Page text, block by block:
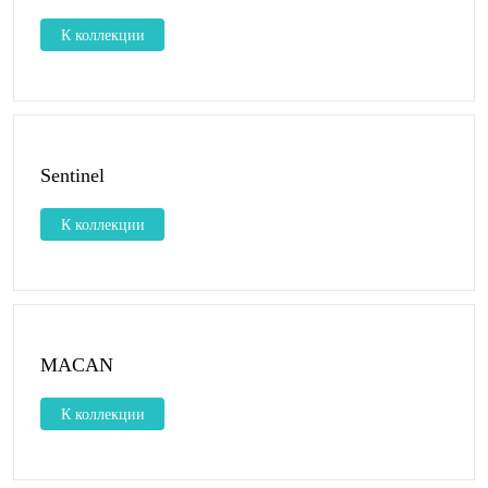
К коллекции
Sentinel
К коллекции
MACAN
К коллекции